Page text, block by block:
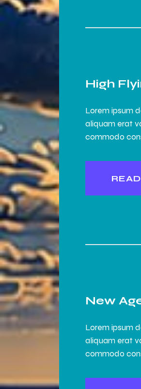
High
Lorem ipsum
aliquam erat
commodo
New
Lorem ipsum
aliquam erat
commodo